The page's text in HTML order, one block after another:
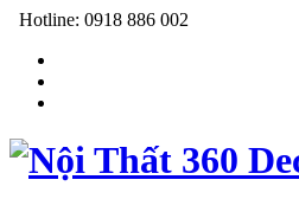
Hotline: 0918 886 002